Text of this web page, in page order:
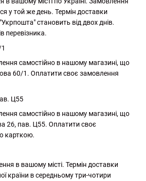
у той же день. Термін доставки
становить від двох днів.
перевізника.
самостійно в нашому магазині, що
60/1. Оплатити своє замовлення
Ц55
самостійно в нашому магазині, що
26, пав. Ц55. Оплатити своє
карткою.
в вашому місті. Термін доставки
країни в середньому три-чотири